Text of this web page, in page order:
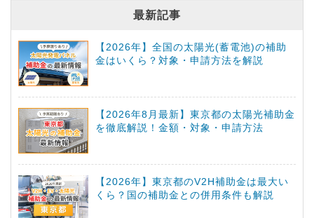
最新記事
【2026年】全国の太陽光(蓄電池)の補助
金はいくら？対象・申請方法を解説
【2026年8月最新】東京都の太陽光補助金
を徹底解説！金額・対象・申請方法
【2026年】東京都のV2H補助金は最大い
くら？国の補助金との併用条件も解説